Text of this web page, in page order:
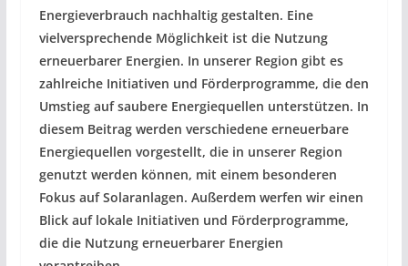
Energieverbrauch nachhaltig gestalten. Eine
vielversprechende Möglichkeit ist die Nutzung
erneuerbarer Energien. In unserer Region gibt es
zahlreiche Initiativen und Förderprogramme, die den
Umstieg auf saubere Energiequellen unterstützen. In
diesem Beitrag werden verschiedene erneuerbare
Energiequellen vorgestellt, die in unserer Region
genutzt werden können, mit einem besonderen
Fokus auf Solaranlagen. Außerdem werfen wir einen
Blick auf lokale Initiativen und Förderprogramme,
die die Nutzung erneuerbarer Energien